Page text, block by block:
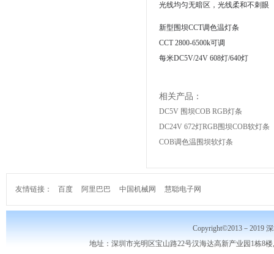
光线均匀无暗区，光线柔和不刺眼
新型围坝CCT调色温灯条
CCT 2800-6500k可调
每米DC5V/24V 608灯/640灯
相关产品：
DC5V 围坝COB RGB灯条
DC24V 672灯RGB围坝COB软灯条
COB调色温围坝软灯条
友情链接： 百度 阿里巴巴 中国机械网 慧聪电子网
Copyright©2013－2019
地址：深圳市光明区宝山路22号汉海达高新产业园1栋8楼